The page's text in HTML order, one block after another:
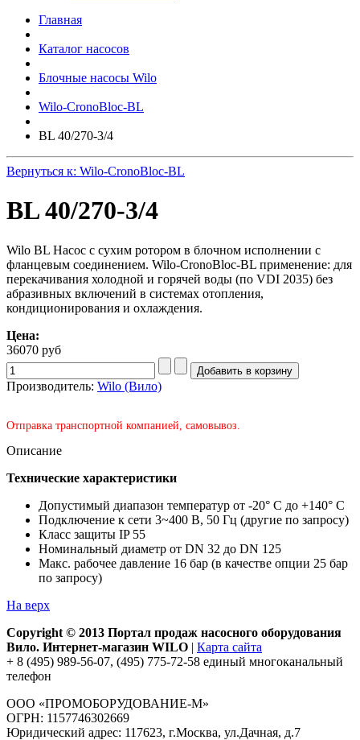
Главная
Каталог насосов
Блочные насосы Wilo
Wilo-CronoBloc-BL
BL 40/270-3/4
Вернуться к: Wilo-CronoBloc-BL
BL 40/270-3/4
Wilo BL Насос с сухим ротором в блочном исполнении с
фланцевым соединением. Wilo-CronoBloc-BL применение: для
перекачивания холодной и горячей воды (по VDI 2035) без
абразивных включений в системах отопления,
кондиционирования и охлаждения.
Цена:
36070 руб
Производитель: Wilo (Вило)
Отправка транспортной компанией, самовывоз.
Описание
Технические характеристики
Допустимый диапазон температур от -20° C до +140° C
Подключение к сети 3~400 В, 50 Гц (другие по запросу)
Класс защиты IP 55
Номинальный диаметр от DN 32 до DN 125
Макс. рабочее давление 16 бар (в качестве опции 25 бар
по запросу)
На верх
Copyright © 2013 Портал продаж насосного оборудования
Вило. Интернет-магазин WILO | Карта сайта
+ 8 (495) 989-56-07, (495) 775-72-58 единый многоканальный
телефон
ООО «ПРОМОБОРУДОВАНИЕ-М»
ОГРН: 1157746302669
Юридический адрес: 117623, г.Москва, ул.Дачная, д.7